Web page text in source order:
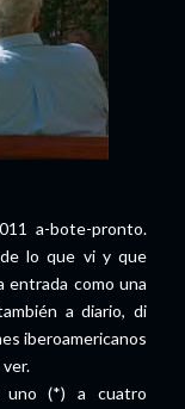
a-bote-pronto.
de lo que vi y que
entrada como una
a diario, di
iberoamericanos
uno (*) a cuatro